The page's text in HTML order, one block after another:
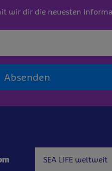
wir dir die neuesten
Absenden
SEA LIFE weltweit